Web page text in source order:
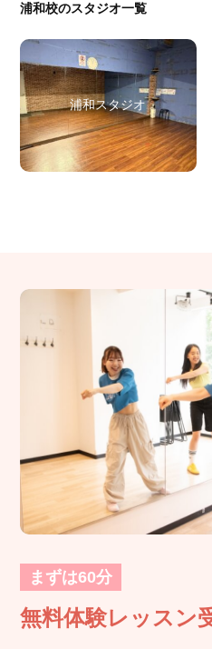
浦和校のスタジオ一覧
浦和スタジオ
まずは60分
無料体験レッスン